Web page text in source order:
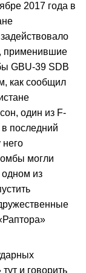
2017 года в
применившие
GBU-39 SDB
как сообщил
один из F-
последний
него
могли
одном из
и говорить